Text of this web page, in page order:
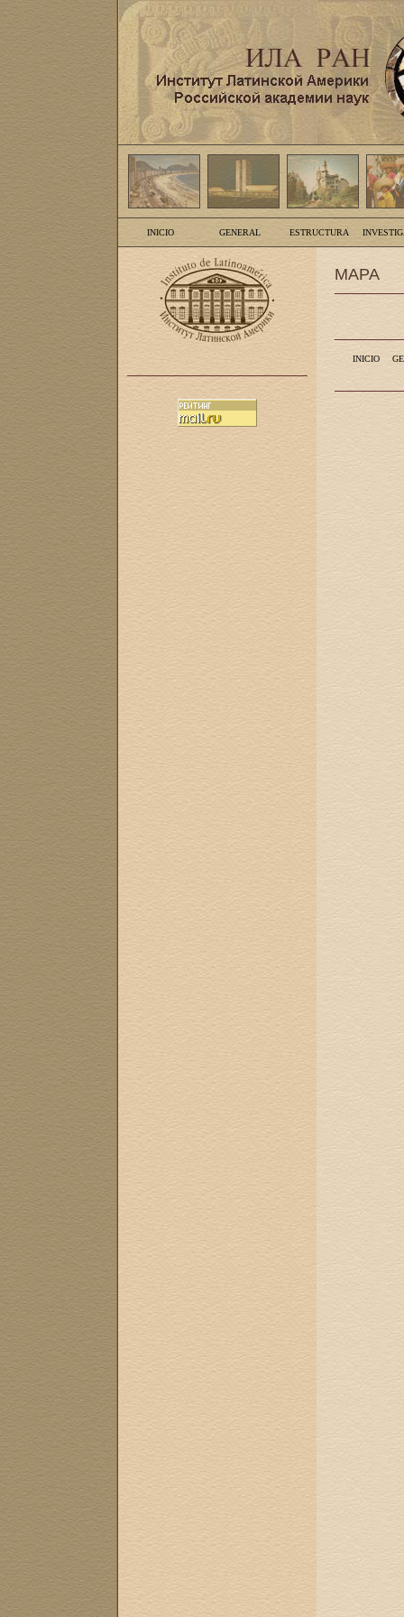
INICIO GENERAL ESTRUCTURA
MAPA
INICIO